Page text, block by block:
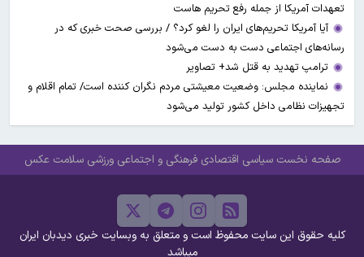
تعهدات آمریکا از جمله رفع تحریم هاست
آیا آمریکا تحریم‌های ایران را لغو کرد؟ / بررسی صحت خبری که در
رسانه‌های اجتماعی دست به دست می‌شود
ترامپ تهدید به قتل شد+ تصاویر
نماینده مجلس: وضعیت معیشتی مردم نگران کننده است/ تمام اقلام و
تجهیزات نظامی داخل کشور تولید می‌شود
صفحه نخست سیاسی اقتصادی فرهنگی و اجتماعی ورزشی سلامت عکس
کلیه حقوق این سایت محفوظ است و متعلق به وبسایت خبری دیدبان ایران
میباشد